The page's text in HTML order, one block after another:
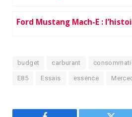
Ford Mustang Mach-E :
budget carburant
E85 Essais essence